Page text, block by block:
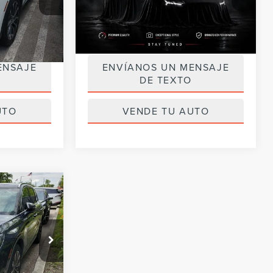
Ext. Int.
$5,400
$29,590
Available 34,847 mi Ext. Int.
Ahorros $4,500
Precio de Internet $25,490
ENVÍANOS UN MENSAJE
DE TEXTO
VENDE TU AUTO
PRECIO:
$309,901
$282,911